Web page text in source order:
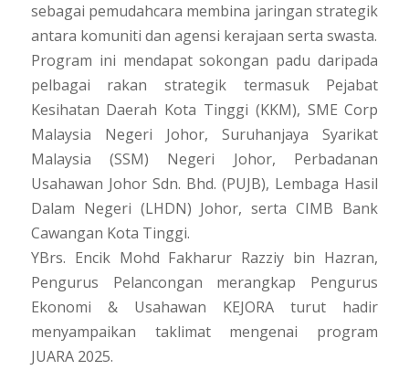
sebagai pemudahcara membina jaringan strategik
antara komuniti dan agensi kerajaan serta swasta.
Program ini mendapat sokongan padu daripada
pelbagai rakan strategik termasuk Pejabat
Kesihatan Daerah Kota Tinggi (KKM), SME Corp
Malaysia Negeri Johor, Suruhanjaya Syarikat
Malaysia (SSM) Negeri Johor, Perbadanan
Usahawan Johor Sdn. Bhd. (PUJB), Lembaga Hasil
Dalam Negeri (LHDN) Johor, serta CIMB Bank
Cawangan Kota Tinggi.
YBrs. Encik Mohd Fakharur Razziy bin Hazran,
Pengurus Pelancongan merangkap Pengurus
Ekonomi & Usahawan KEJORA turut hadir
menyampaikan taklimat mengenai program
JUARA 2025.